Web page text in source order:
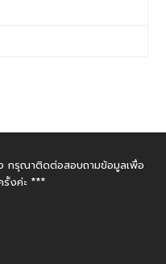
กรุณาติดต่อสอบถามข้อมูลเพื่อ
งค่ะ ***